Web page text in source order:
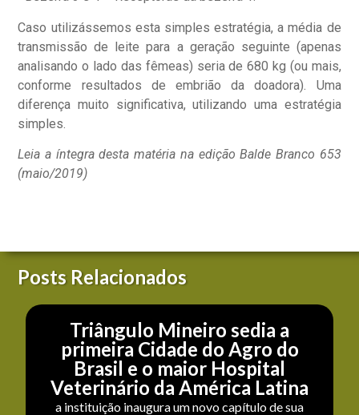
Caso utilizássemos esta simples estratégia, a média de
transmissão de leite para a geração seguinte (apenas
analisando o lado das fêmeas) seria de 680 kg (ou mais,
conforme resultados de embrião da doadora). Uma
diferença muito significativa, utilizando uma estratégia
simples.
Leia a íntegra desta matéria na edição Balde Branco 653
(maio/2019)
Posts Relacionados
Triângulo Mineiro sedia a
primeira Cidade do Agro do
Brasil e o maior Hospital
Veterinário da América Latina
a instituição inaugura um novo capítulo de sua